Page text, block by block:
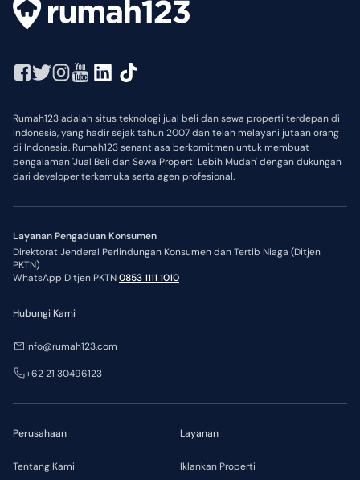
Rumah123 adalah situs teknologi jual beli dan sewa properti terdepan di
Indonesia, yang hadir sejak tahun 2007 dan telah melayani jutaan orang
di Indonesia. Rumah123 senantiasa berkomitmen untuk membuat
pengalaman 'Jual Beli dan Sewa Properti Lebih Mudah' dengan dukungan
dari developer terkemuka serta agen profesional.
Layanan Pengaduan Konsumen
Direktorat Jenderal Perlindungan Konsumen dan Tertib Niaga (Ditjen
PKTN)
WhatsApp Ditjen PKTN0853 1111 1010
Perusahaan
Tentang Kami
Layanan
Iklankan Properti
Hubungi Kami
info@rumah123.com
+62 21 30496123